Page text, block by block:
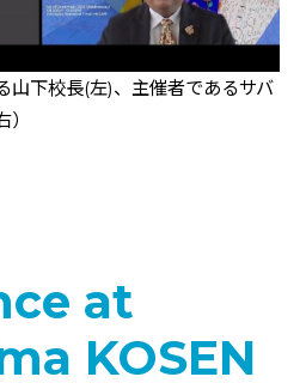
山下校長(左)、主催者であるサバ
at
KOSEN